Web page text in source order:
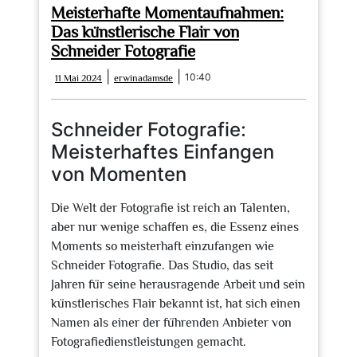
Meisterhafte Momentaufnahmen:
Das künstlerische Flair von
Schneider Fotografie
11 Mai 2024
Mai
2024
erwinadamsde erwinadamsde
10:40
Schneider Fotografie:
Meisterhaftes Einfangen
von Momenten
Die Welt der Fotografie ist reich an Talenten,
aber nur wenige schaffen es, die Essenz eines
Moments so meisterhaft einzufangen wie
Schneider Fotografie. Das Studio, das seit
Jahren für seine herausragende Arbeit und sein
künstlerisches Flair bekannt ist, hat sich einen
Namen als einer der führenden Anbieter von
Fotografiedienstleistungen gemacht.